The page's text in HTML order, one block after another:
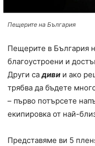
Пещерите на България
Пещерите в България
благоустроени и
Други садиви и ако
трябва да бъдете
– първо потърсете
екипировка от най-
Представяме ви 5